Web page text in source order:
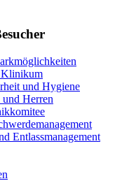
und Hygiene
Herren
Entlassmanagement